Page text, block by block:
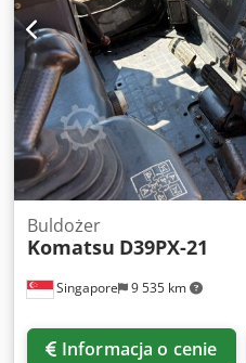
Singapore 9 535 km
Buldożer
Komatsu D39PX-21
Informacja o cenie